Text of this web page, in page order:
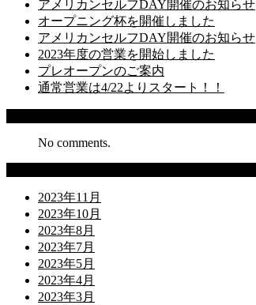
アメリカンセルフDAY開催のお知らせ
オープニング杯を開催しました
アメリカンセルフDAY開催のお知らせ
2023年度の営業を開始しました
プレオープンのご案内
通常営業は4/22よりスタート！！
No comments.
2023年11月
2023年10月
2023年8月
2023年7月
2023年5月
2023年4月
2023年3月